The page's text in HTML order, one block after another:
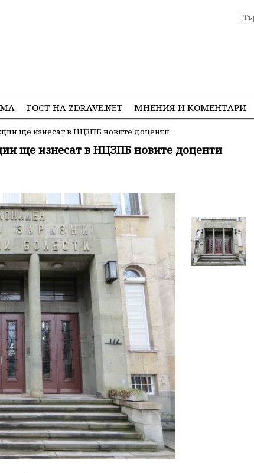
ГОСТ НА ZDRAVE.NET МНЕНИЯ И КОМЕНТАРИ
ще изнесат в НЦЗПБ новите доценти
ще изнесат в НЦЗПБ новите доценти